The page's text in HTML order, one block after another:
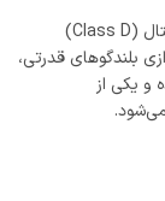
یک مدل 4 کانال دیجیتال (Class D)
راه‌اندازی بلندگوهای قدرتی،
و یکی از